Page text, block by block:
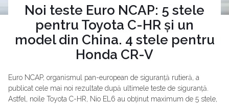
Noi teste Euro NCAP: 5 stele
pentru Toyota C-HR și un
model din China. 4 stele pentru
Honda CR-V
Euro NCAP, organismul pan-european de siguranță rutieră, a
publicat cele mai noi rezultate după ultimele teste de siguranță.
Astfel, noile Toyota C-HR, Nio EL6 au obținut maximum de 5 stele,